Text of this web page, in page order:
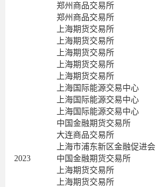
郑州商品交易所
郑州商品交易所
上海期货交易所
上海期货交易所
上海期货交易所
上海期货交易所
上海期货交易所
上海国际能源交易中心
上海国际能源交易中心
上海国际能源交易中心
中国金融期货交易所
大连商品交易所
上海市浦东新区金融促进会
2023
中国金融期货交易所
上海期货交易所
上海期货交易所